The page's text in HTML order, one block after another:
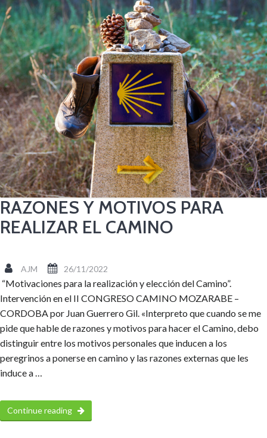
RAZONES Y MOTIVOS PARA
REALIZAR EL CAMINO
AJM 26/11/2022
“Motivaciones para la realización y elección del Camino”.
Intervención en el II CONGRESO CAMINO MOZARABE –
CORDOBA por Juan Guerrero Gil. «Interpreto que cuando se me
pide que hable de razones y motivos para hacer el Camino, debo
distinguir entre los motivos personales que inducen a los
peregrinos a ponerse en camino y las razones externas que les
induce a …
Continue reading